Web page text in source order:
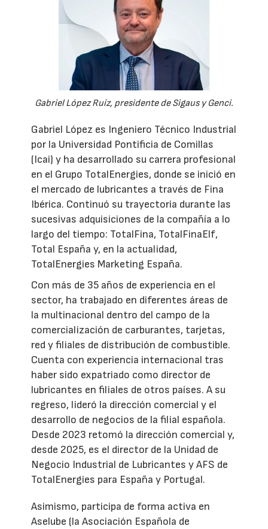
Gabriel López Ruiz, presidente de Sigaus y Genci.
Gabriel López es Ingeniero Técnico Industrial
por la Universidad Pontificia de Comillas
(Icai) y ha desarrollado su carrera profesional
en el Grupo TotalEnergies, donde se inició en
el mercado de lubricantes a través de Fina
Ibérica. Continuó su trayectoria durante las
sucesivas adquisiciones de la compañía a lo
largo del tiempo: TotalFina, TotalFinaElf,
Total España y, en la actualidad,
TotalEnergies Marketing España.
Con más de 35 años de experiencia en el
sector, ha trabajado en diferentes áreas de
la multinacional dentro del campo de la
comercialización de carburantes, tarjetas,
red y filiales de distribución de combustible.
Cuenta con experiencia internacional tras
haber sido expatriado como director de
lubricantes en filiales de otros países. A su
regreso, lideró la dirección comercial y el
desarrollo de negocios de la filial española.
Desde 2023 retomó la dirección comercial y,
desde 2025, es el director de la Unidad de
Negocio Industrial de Lubricantes y AFS de
TotalEnergies para España y Portugal.
Asimismo, participa de forma activa en
Aselube (la Asociación Española de